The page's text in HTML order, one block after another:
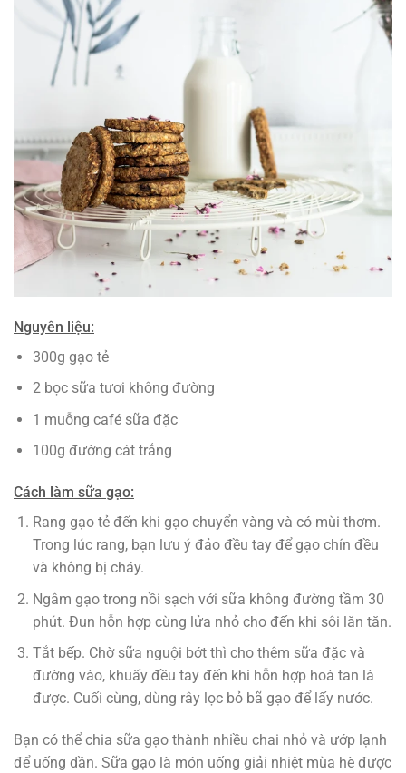
Nguyên liệu:
300g gạo tẻ
2 bọc sữa tươi không đường
1 muỗng café sữa đặc
100g đường cát trắng
Cách làm sữa gạo:
Rang gạo tẻ đến khi gạo chuyển vàng và có mùi thơm.
Trong lúc rang, bạn lưu ý đảo đều tay để gạo chín đều
và không bị cháy.
Ngâm gạo trong nồi sạch với sữa không đường tầm 30
phút. Đun hỗn hợp cùng lửa nhỏ cho đến khi sôi lăn tăn.
Tắt bếp. Chờ sữa nguội bớt thì cho thêm sữa đặc và
đường vào, khuấy đều tay đến khi hỗn hợp hoà tan là
được. Cuối cùng, dùng rây lọc bỏ bã gạo để lấy nước.
Bạn có thể chia sữa gạo thành nhiều chai nhỏ và ướp lạnh
để uống dần. Sữa gạo là món uống giải nhiệt mùa hè được